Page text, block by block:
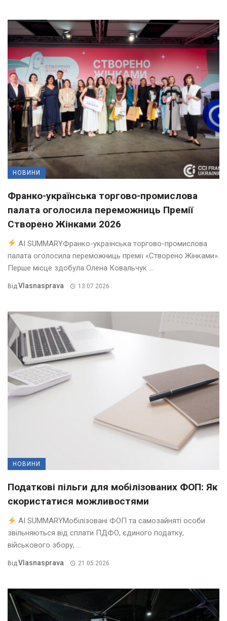
НОВИНИ
Франко-українська торгово-промислова
палата оголосила переможниць Премії
Створено Жінками 2026
AI SUMMARYФранко-українська торгово-промислова
палата оголосила переможниць премії «Створено Жінками».
Перше місце здобула Олена Ковальчук ...
ВідVlasnasprava 13.07.2026
НОВИНИ
Податкові пільги для мобілізованих ФОП: Як
скористатися можливостями
AI SUMMARYМобілізовані ФОП та самозайняті особи
звільняються від сплати ПДФО, єдиного податку,
військового збору, ...
ВідVlasnasprava 21.05.2026